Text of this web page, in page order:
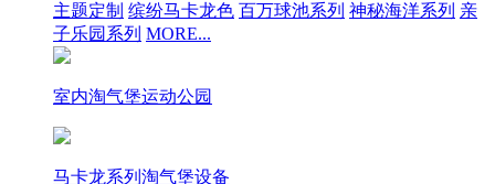
主题定制 缤纷马卡龙色 百万球池系列 神秘海洋系列 亲
子乐园系列 MORE...
室内淘气堡运动公园
马卡龙系列淘气堡设备